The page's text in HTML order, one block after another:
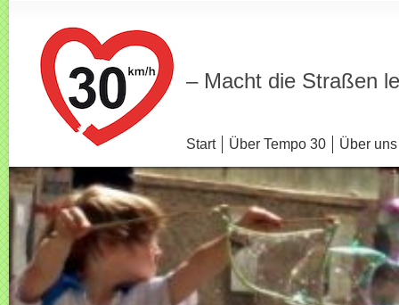
– Macht die Straßen
Start Über Tempo 30 Über uns